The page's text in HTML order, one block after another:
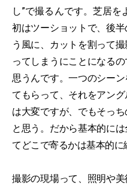
し”で撮るんです。芝居
初はツーショットで、後
う風に、カットを割って
ってしまうにことになる
思うんです。一つのシー
てもらって、それをアン
は大変ですが、でもそっ
と思う。だから基本的に
てどこで寄るかは基本的に
撮影の現場って、照明や